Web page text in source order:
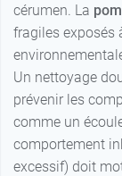
cérumen. La
fragiles exposés
Un nettoyage
prévenir les
comme un
comportement
excessif) doit